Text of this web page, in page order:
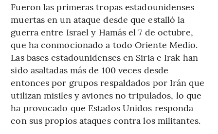
Fueron las primeras tropas estadounidenses
muertas en un ataque desde que estalló la
guerra entre Israel y Hamás el 7 de octubre,
que ha conmocionado a todo Oriente Medio.
Las bases estadounidenses en Siria e Irak han
sido asaltadas más de 100 veces desde
entonces por grupos respaldados por Irán que
utilizan misiles y aviones no tripulados, lo que
ha provocado que Estados Unidos responda
con sus propios ataques contra los militantes.